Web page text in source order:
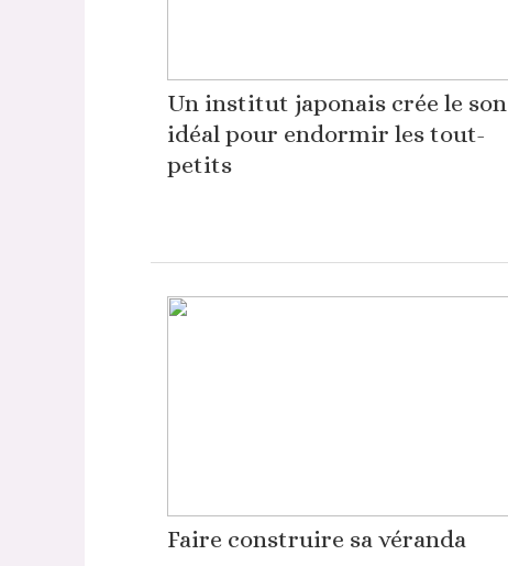
Un institut japonais crée le son
idéal pour endormir les tout-
petits
Faire construire sa véranda